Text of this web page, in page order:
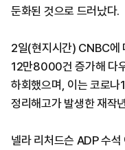
둔화된 것으로 드러났다.
2일(현지시간) CNBC에
12만8000건 증가해 다
하회했으며, 이는 코로
정리해고가 발생한 재작
넬라 리처드슨 ADP 수